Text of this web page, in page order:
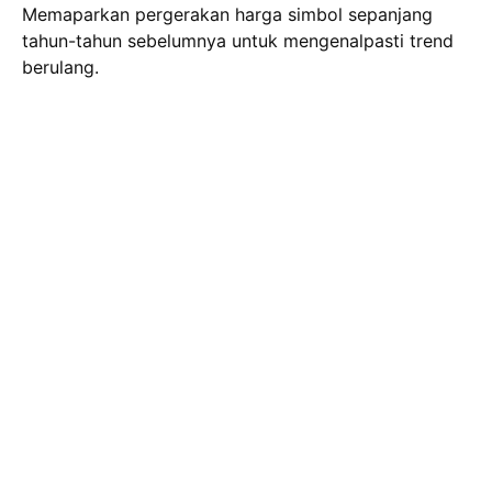
Memaparkan pergerakan harga simbol sepanjang
tahun-tahun sebelumnya untuk mengenalpasti trend
berulang.